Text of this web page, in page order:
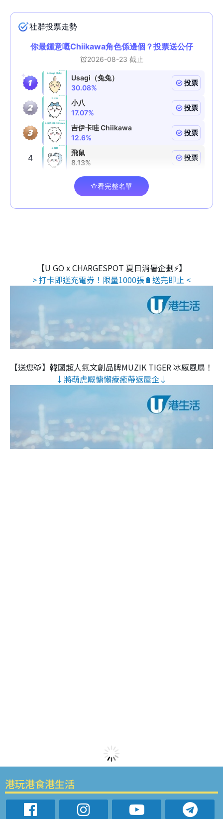
【U GO x CHARGESPOT 夏日消暑企劃⚡】
> 打卡即送充電券！限量1000張🔋送完即止 <
【送您🐯】韓國超人氣文創品牌MUZIK TIGER 冰感風扇！
↓將萌虎嘅慵懶療癒帶返屋企↓
港玩港食港生活